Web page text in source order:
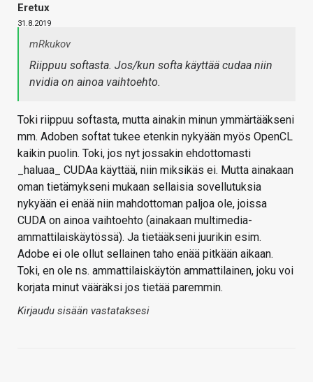
Eretux
31.8.2019
mRkukov
Riippuu softasta. Jos/kun softa käyttää cudaa niin
nvidia on ainoa vaihtoehto.
Toki riippuu softasta, mutta ainakin minun ymmärtääkseni
mm. Adoben softat tukee etenkin nykyään myös OpenCL
kaikin puolin. Toki, jos nyt jossakin ehdottomasti
_haluaa_ CUDAa käyttää, niin miksikäs ei. Mutta ainakaan
oman tietämykseni mukaan sellaisia sovellutuksia
nykyään ei enää niin mahdottoman paljoa ole, joissa
CUDA on ainoa vaihtoehto (ainakaan multimedia-
ammattilaiskäytössä). Ja tietääkseni juurikin esim.
Adobe ei ole ollut sellainen taho enää pitkään aikaan.
Toki, en ole ns. ammattilaiskäytön ammattilainen, joku voi
korjata minut vääräksi jos tietää paremmin.
Kirjaudu sisään vastataksesi